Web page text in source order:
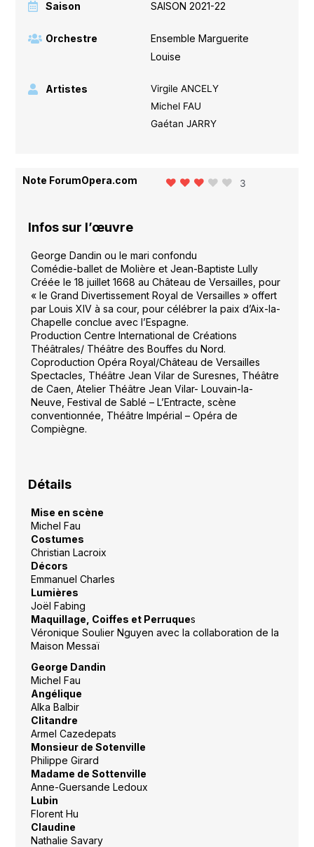
Saison SAISON 2021-22
Orchestre
Ensemble Marguerite
Louise
Artistes
Virgile ANCELY
Michel FAU
Gaétan JARRY
Note ForumOpera.com 3
Infos sur l’œuvre
George Dandin ou le mari confondu
Comédie-ballet de Molière et Jean-Baptiste Lully
Créée le 18 juillet 1668 au Château de Versailles, pour
« le Grand Divertissement Royal de Versailles » offert
par Louis XIV à sa cour, pour célébrer la paix d’Aix-la-
Chapelle conclue avec l’Espagne.
Production Centre International de Créations
Théâtrales/ Théâtre des Bouffes du Nord.
Coproduction Opéra Royal/Château de Versailles
Spectacles, Théâtre Jean Vilar de Suresnes, Théâtre
de Caen, Atelier Théâtre Jean Vilar- Louvain-la-
Neuve, Festival de Sablé – L’Entracte, scène
conventionnée, Théâtre Impérial – Opéra de
Compiègne.
Détails
Mise en scène
Michel Fau
Costumes
Christian Lacroix
Décors
Emmanuel Charles
Lumières
Joël Fabing
Maquillage, Coiffes et Perruques
Véronique Soulier Nguyen avec la collaboration de la
Maison Messaï
George Dandin
Michel Fau
Angélique
Alka Balbir
Clitandre
Armel Cazedepats
Monsieur de Sotenville
Philippe Girard
Madame de Sottenville
Anne-Guersande Ledoux
Lubin
Florent Hu
Claudine
Nathalie Savary